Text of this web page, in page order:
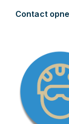
Contact